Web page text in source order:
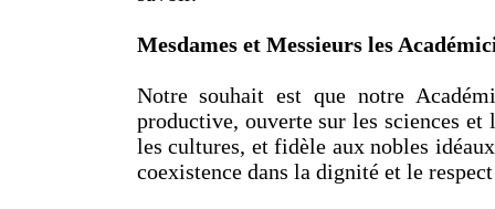
Mesdames et Messieurs les
Notre souhait est que notre
productive, ouverte sur les sciences
les cultures, et fidèle aux nobles
coexistence dans la dignité et le